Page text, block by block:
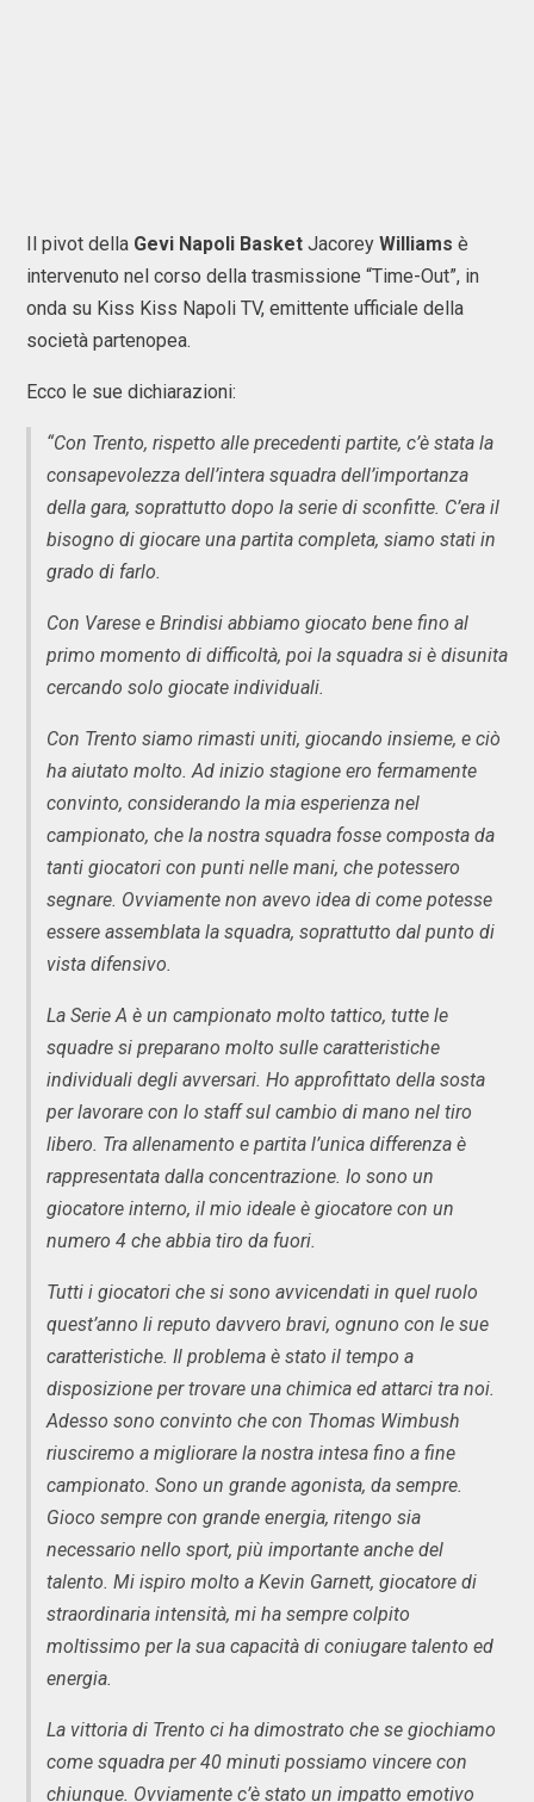
Il pivot della Gevi Napoli Basket Jacorey Williams è
intervenuto nel corso della trasmissione “Time-Out”, in
onda su Kiss Kiss Napoli TV, emittente ufficiale della
società partenopea.
Ecco le sue dichiarazioni:
“Con Trento, rispetto alle precedenti partite, c’è stata la
consapevolezza dell’intera squadra dell’importanza
della gara, soprattutto dopo la serie di sconfitte. C’era il
bisogno di giocare una partita completa, siamo stati in
grado di farlo.
Con Varese e Brindisi abbiamo giocato bene fino al
primo momento di difficoltà, poi la squadra si è disunita
cercando solo giocate individuali.
Con Trento siamo rimasti uniti, giocando insieme, e ciò
ha aiutato molto. Ad inizio stagione ero fermamente
convinto, considerando la mia esperienza nel
campionato, che la nostra squadra fosse composta da
tanti giocatori con punti nelle mani, che potessero
segnare. Ovviamente non avevo idea di come potesse
essere assemblata la squadra, soprattutto dal punto di
vista difensivo.
La Serie A è un campionato molto tattico, tutte le
squadre si preparano molto sulle caratteristiche
individuali degli avversari. Ho approfittato della sosta
per lavorare con lo staff sul cambio di mano nel tiro
libero. Tra allenamento e partita l’unica differenza è
rappresentata dalla concentrazione. Io sono un
giocatore interno, il mio ideale è giocatore con un
numero 4 che abbia tiro da fuori.
Tutti i giocatori che si sono avvicendati in quel ruolo
quest’anno li reputo davvero bravi, ognuno con le sue
caratteristiche. Il problema è stato il tempo a
disposizione per trovare una chimica ed attarci tra noi.
Adesso sono convinto che con Thomas Wimbush
riusciremo a migliorare la nostra intesa fino a fine
campionato. Sono un grande agonista, da sempre.
Gioco sempre con grande energia, ritengo sia
necessario nello sport, più importante anche del
talento. Mi ispiro molto a Kevin Garnett, giocatore di
straordinaria intensità, mi ha sempre colpito
moltissimo per la sua capacità di coniugare talento ed
energia.
La vittoria di Trento ci ha dimostrato che se giochiamo
come squadra per 40 minuti possiamo vincere con
chiunque. Ovviamente c’è stato un impatto emotivo